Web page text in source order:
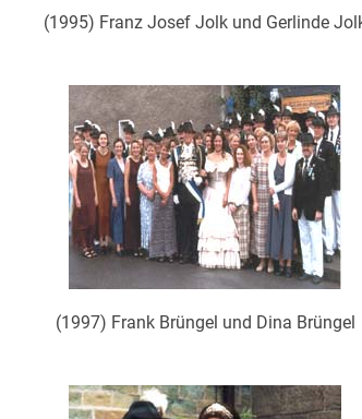
(1995) Franz Josef Jolk und Gerlinde
(1997) Frank Brüngel und Dina Brüngel